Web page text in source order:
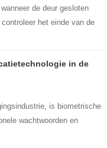
de deur gesloten
het einde van de
in de
is biometrische
wachtwoorden en